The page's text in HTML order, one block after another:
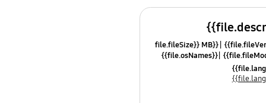
{{file.fileSize}} MB
{{file.osNames}}